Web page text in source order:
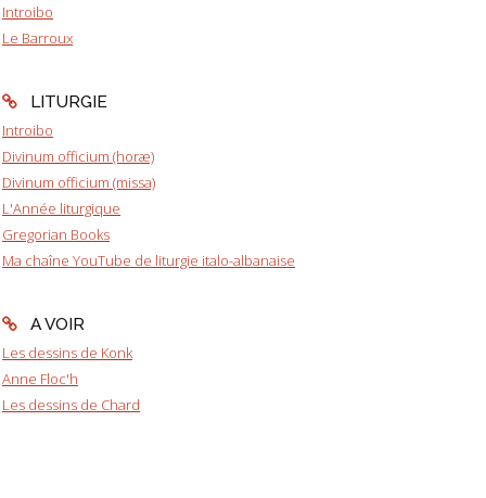
Introibo
Le Barroux
LITURGIE
Introibo
Divinum officium (horæ)
Divinum officium (missa)
L'Année liturgique
Gregorian Books
Ma chaîne YouTube de liturgie italo-albanaise
A VOIR
Les dessins de Konk
Anne Floc'h
Les dessins de Chard